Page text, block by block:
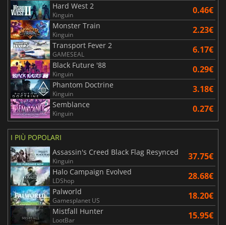
Hard West 2
Kinguin 0.46€
Monster Train
Kinguin 2.23€
Transport Fever 2
GAMESEAL 6.17€
Black Future '88
Kinguin 0.29€
Phantom Doctrine
Kinguin 3.18€
Semblance
Kinguin 0.27€
I PIÙ POPOLARI
Assassin's Creed Black Flag Resynced
Kinguin 37.75€
Halo Campaign Evolved
LDShop 28.68€
Palworld
Gamesplanet US 18.20€
Mistfall Hunter
LootBar 15.95€